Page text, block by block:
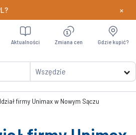
Dowiedz
×
Wszędzie
Aktualności Zmiana cen Gdzie kupić?
firmy Unimax w Nowym Sączu